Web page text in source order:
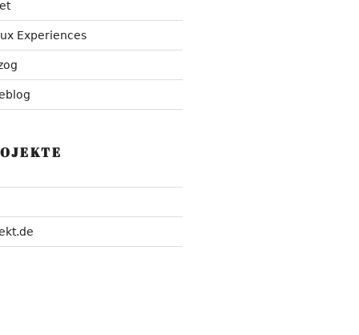
Experiences